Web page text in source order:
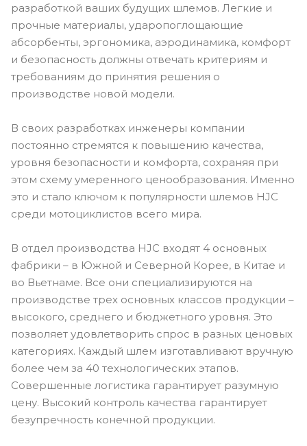
разработкой ваших будущих шлемов. Легкие и
прочные материалы, ударопоглощающие
абсорбенты, эргономика, аэродинамика, комфорт
и безопасность должны отвечать критериям и
требованиям до принятия решения о
производстве новой модели.
В своих разработках инженеры компании
постоянно стремятся к повышению качества,
уровня безопасности и комфорта, сохраняя при
этом схему умеренного ценообразования. Именно
это и стало ключом к популярности шлемов HJC
среди мотоциклистов всего мира.
В отдел производства HJC входят 4 основных
фабрики – в Южной и Северной Корее, в Китае и
во Вьетнаме. Все они специализируются на
производстве трех основных классов продукции –
высокого, среднего и бюджетного уровня. Это
позволяет удовлетворить спрос в разных ценовых
категориях. Каждый шлем изготавливают вручную
более чем за 40 технологических этапов.
Совершенные логистика гарантирует разумную
цену. Высокий контроль качества гарантирует
безупречность конечной продукции.